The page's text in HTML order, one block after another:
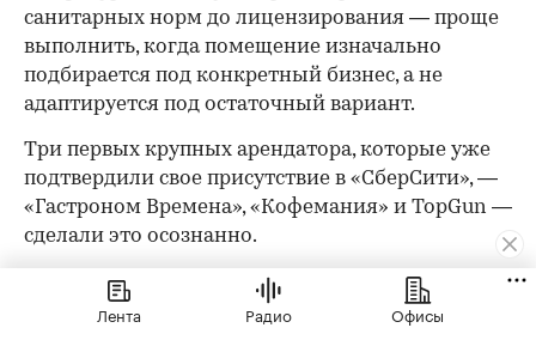
санитарных норм до лицензирования — проще
выполнить, когда помещение изначально
подбирается под конкретный бизнес, а не
адаптируется под остаточный вариант.
Три первых крупных арендатора, которые уже
подтвердили свое присутствие в «СберСити», —
«Гастроном Времена», «Кофемания» и TopGun —
сделали это осознанно.
«Экономически открыться через два года было бы
проще и приятнее. Но мы готовы принять эти риски
Лента Радио Офисы